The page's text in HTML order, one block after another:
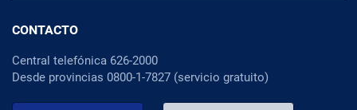
CONTACTO
Central telefónica 626-2000
Desde provincias 0800-1-7827 (servicio gratuito)